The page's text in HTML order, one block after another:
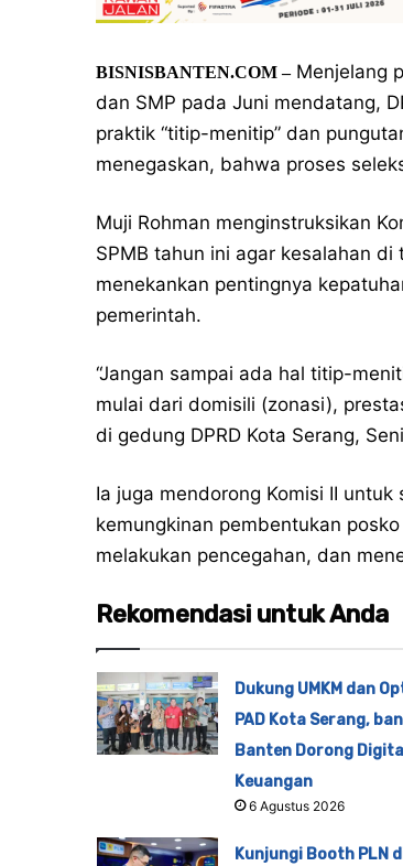
BISNISBANTEN.COM–Menjelang
dan SMP pada Juni mendatang,
praktik “titip-menitip” dan
menegaskan, bahwa proses
Muji Rohman menginstruksikan
SPMB tahun ini agar kesalahan
menekankan pentingnya
pemerintah.
“Jangan sampai ada hal titip-
mulai dari domisili (zonasi),
di gedung DPRD Kota Serang,
Ia juga mendorong Komisi II
kemungkinan pembentukan
melakukan pencegahan, dan
Rekomendasi untuk Anda
Dukung UMKM dan
PAD Kota Serang,
Banten Dorong
Keuangan
6 Agustus 2026
Kunjungi Booth PLN